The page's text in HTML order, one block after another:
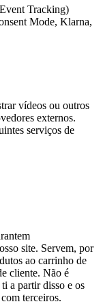
Tracking)
Mode, Klarna,
vídeos ou outros
externos.
serviços de
site. Servem, por
ao carrinho de
cliente. Não é
a partir disso e os
terceiros.